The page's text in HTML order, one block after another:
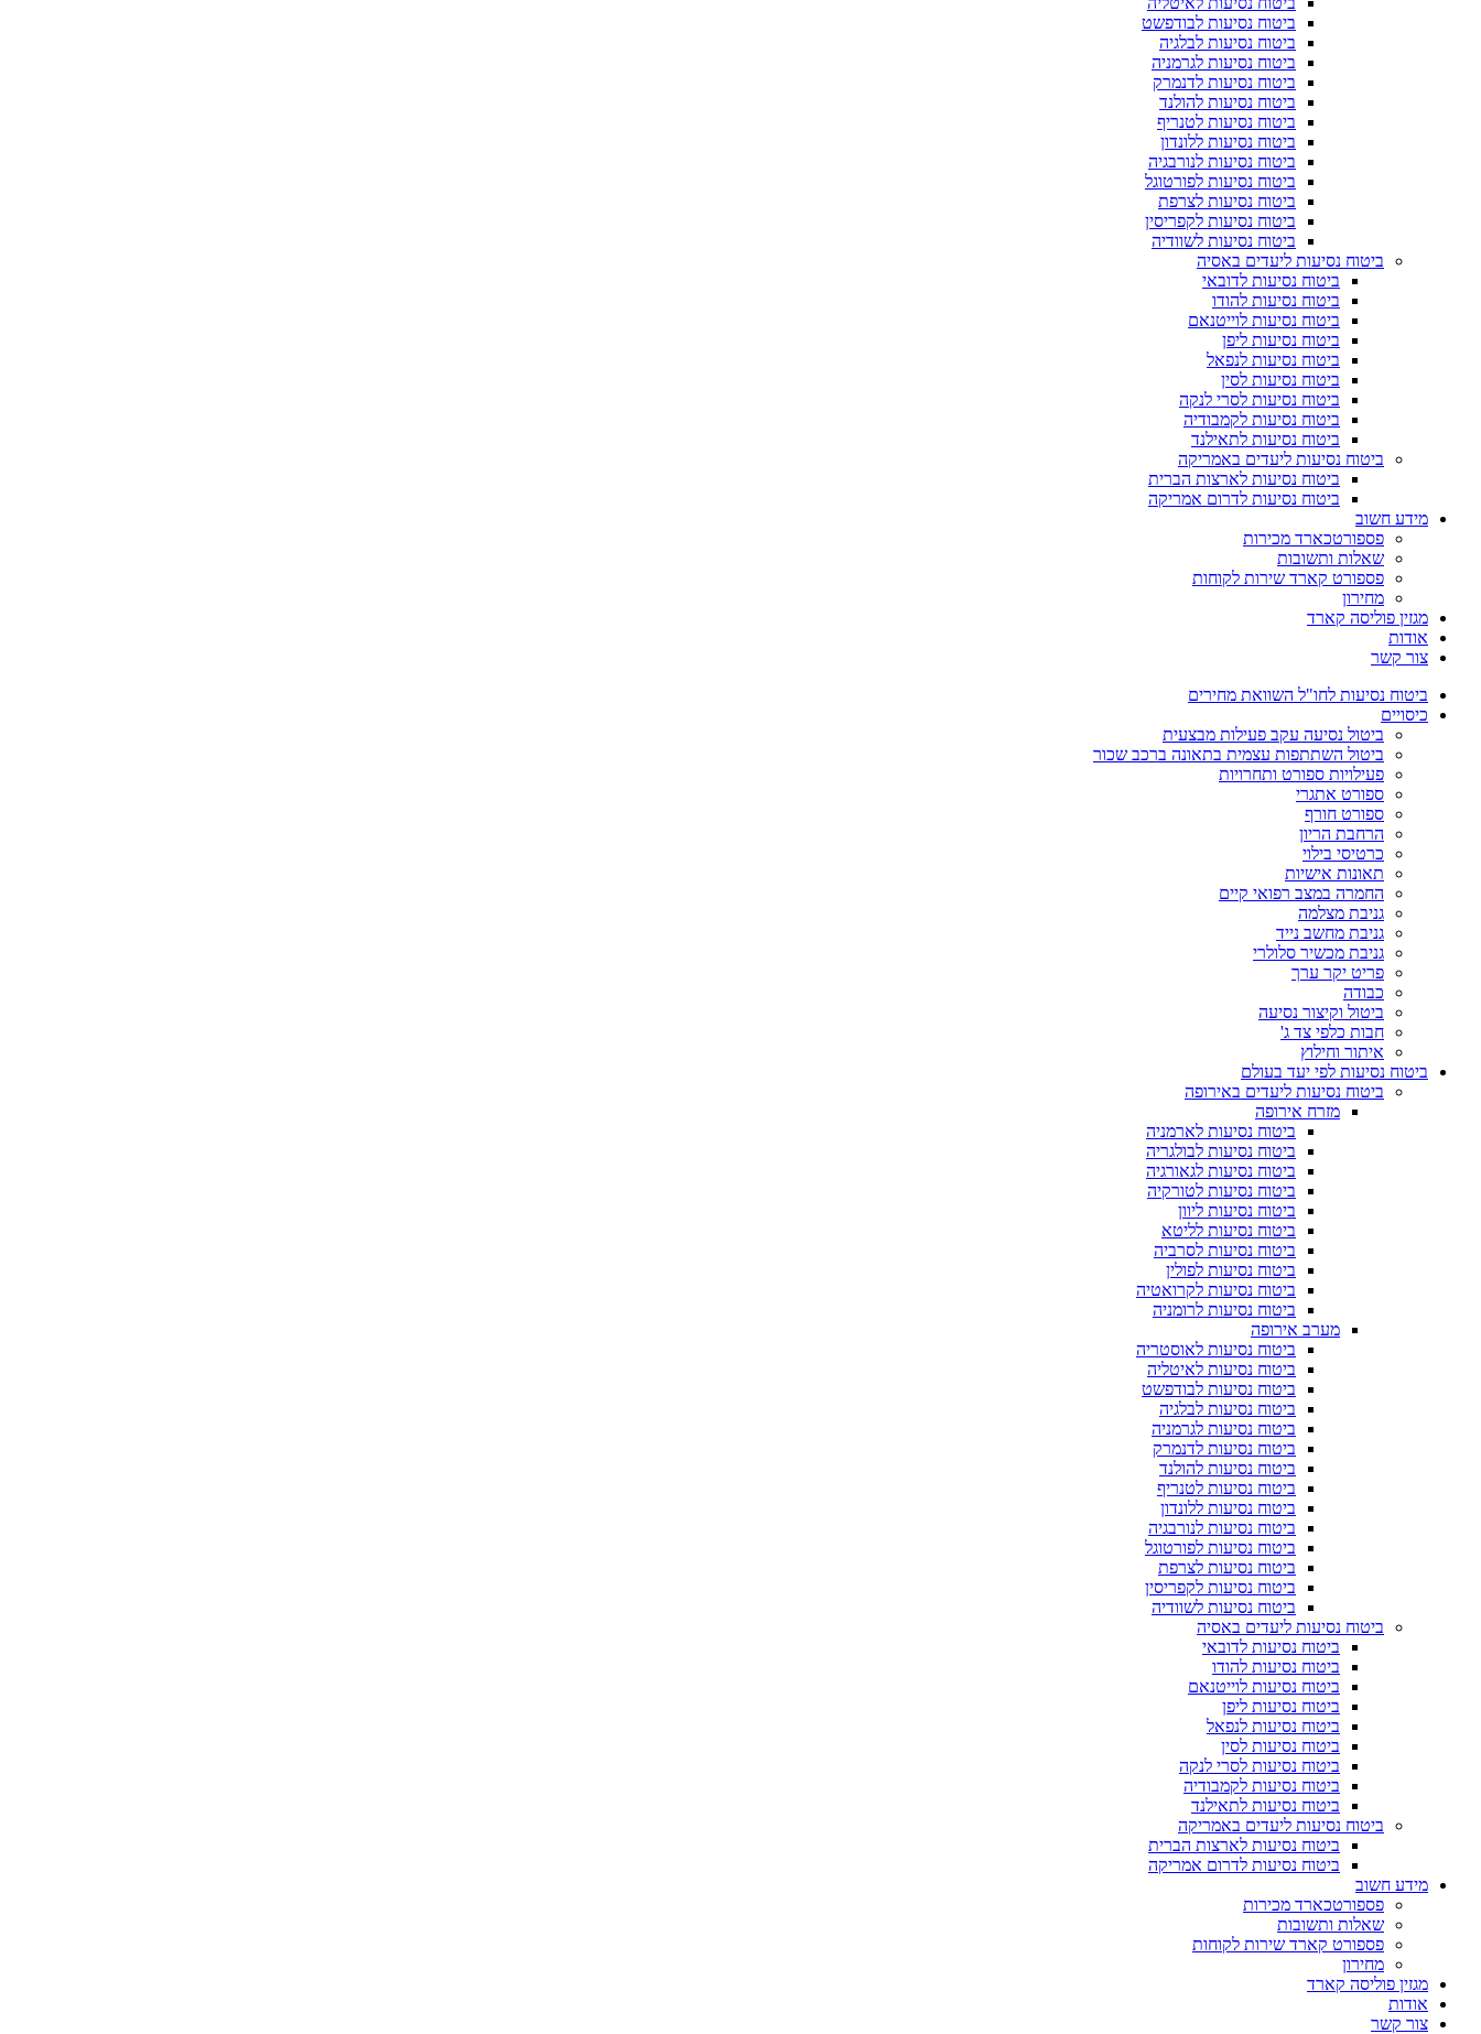
ביטוח נסיעות לבודפשט
ביטוח נסיעות לבלגיה
ביטוח נסיעות לגרמניה
ביטוח נסיעות לדנמרק
ביטוח נסיעות להולנד
ביטוח נסיעות לטנריף
ביטוח נסיעות ללונדון
ביטוח נסיעות לנורבגיה
ביטוח נסיעות לפורטוגל
ביטוח נסיעות לצרפת
ביטוח נסיעות לקפריסין
ביטוח נסיעות לשוודיה
ביטוח נסיעות ליעדים באסיה
ביטוח נסיעות לדובאי
ביטוח נסיעות להודו
ביטוח נסיעות לוייטנאם
ביטוח נסיעות ליפן
ביטוח נסיעות לנפאל
ביטוח נסיעות לסין
ביטוח נסיעות לסרי לנקה
ביטוח נסיעות לקמבודיה
ביטוח נסיעות לתאילנד
ביטוח נסיעות ליעדים באמריקה
ביטוח נסיעות לארצות הברית
ביטוח נסיעות לדרום אמריקה
מידע חשוב
פספורטכארד מכירות
שאלות ותשובות
פספורט קארד שירות לקוחות
מחירון
מגזין פוליסה קארד
אודות
צור קשר
ביטוח נסיעות לחו"ל השוואת מחירים
כיסויים
ביטול נסיעה עקב פעילות מבצעית
ביטול השתתפות עצמית בתאונה ברכב שכור
פעילויות ספורט ותחרויות
ספורט אתגרי
ספורט חורף
הרחבת הריון
כרטיסי בילוי
תאונות אישיות
החמרה במצב רפואי קיים
גניבת מצלמה
גניבת מחשב נייד
גניבת מכשיר סלולרי
פריט יקר ערך
כבודה
ביטול וקיצור נסיעה
חבות כלפי צד ג'
איתור וחילוץ
ביטוח נסיעות לפי יעד בעולם
ביטוח נסיעות ליעדים באירופה
מזרח אירופה
ביטוח נסיעות לארמניה
ביטוח נסיעות לבולגריה
ביטוח נסיעות לגאורגיה
ביטוח נסיעות לטורקיה
ביטוח נסיעות ליוון
ביטוח נסיעות לליטא
ביטוח נסיעות לסרביה
ביטוח נסיעות לפולין
ביטוח נסיעות לקרואטיה
ביטוח נסיעות לרומניה
מערב אירופה
ביטוח נסיעות לאוסטריה
ביטוח נסיעות לאיטליה
ביטוח נסיעות לבודפשט
ביטוח נסיעות לבלגיה
ביטוח נסיעות לגרמניה
ביטוח נסיעות לדנמרק
ביטוח נסיעות להולנד
ביטוח נסיעות לטנריף
ביטוח נסיעות ללונדון
ביטוח נסיעות לנורבגיה
ביטוח נסיעות לפורטוגל
ביטוח נסיעות לצרפת
ביטוח נסיעות לקפריסין
ביטוח נסיעות לשוודיה
ביטוח נסיעות ליעדים באסיה
ביטוח נסיעות לדובאי
ביטוח נסיעות להודו
ביטוח נסיעות לוייטנאם
ביטוח נסיעות ליפן
ביטוח נסיעות לנפאל
ביטוח נסיעות לסין
ביטוח נסיעות לסרי לנקה
ביטוח נסיעות לקמבודיה
ביטוח נסיעות לתאילנד
ביטוח נסיעות ליעדים באמריקה
ביטוח נסיעות לארצות הברית
ביטוח נסיעות לדרום אמריקה
מידע חשוב
פספורטכארד מכירות
שאלות ותשובות
פספורט קארד שירות לקוחות
מחירון
מגזין פוליסה קארד
אודות
צור קשר